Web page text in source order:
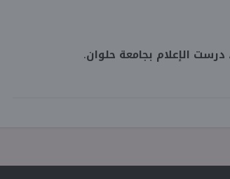
الإعلام بجامعة حلوان.